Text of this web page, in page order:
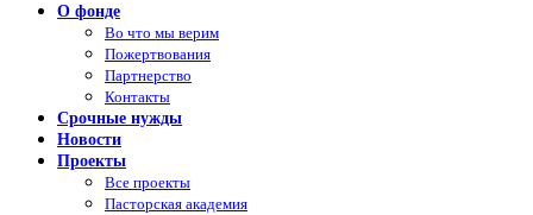
О фонде
Во что мы верим
Пожертвования
Партнерство
Контакты
Срочные нужды
Новости
Проекты
Все проекты
Пасторская академия